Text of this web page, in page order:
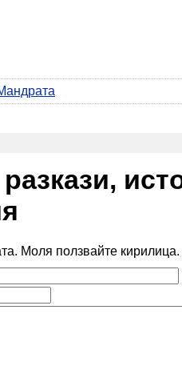
Моля ползвайте кирилица.